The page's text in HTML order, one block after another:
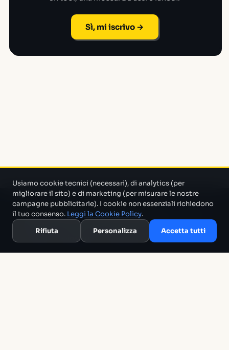
Sì, mi iscrivo →
Un progetto di Marco Monty Montemagno
che cerca in mezzo al casino e ti porta solo quello che serve.
Glossario
Usiamo cookie tecnici (necessari), di analytics (per
migliorare il sito) e di marketing (per misurare le nostre
campagne pubblicitarie). I cookie non essenziali richiedono
il tuo consenso. Leggi la Cookie Policy.
Rifiuta
Personalizza Accetta tutti